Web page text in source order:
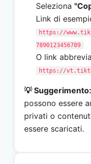
Seleziona
Link di
https://
7890123456789
O link
https://
💡 Suggerimento:
possono essere
privati o
essere scaricati.